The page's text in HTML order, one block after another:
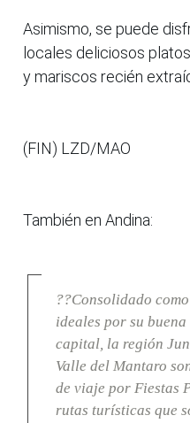
Asimismo, se puede
locales deliciosos
y mariscos recién
(FIN) LZD/MAO
También en Andina:
??Consolidado
ideales por su
capital, la región
Valle del Mantaro
de viaje por Fiestas
rutas turísticas que